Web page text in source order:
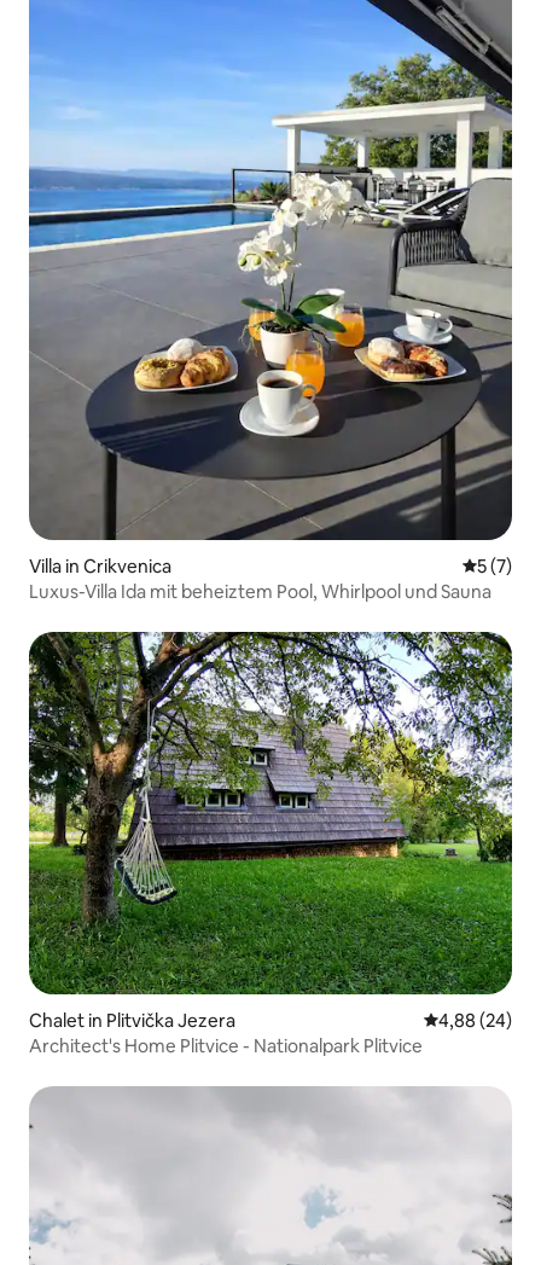
Villa in Crikvenica
5 (7)
Luxus-Villa Ida mit beheiztem Pool, Whirlpool und Sauna
Chalet in Plitvička Jezera
4,88 (24)
Architect's Home Plitvice - Nationalpark Plitvice